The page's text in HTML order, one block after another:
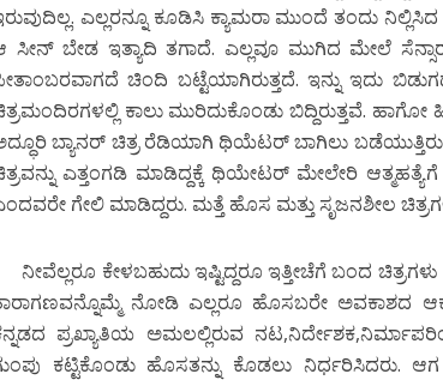
ಎಲ್ಲರನ್ನೂ ಕೂಡಿಸಿ ಕ್ಯಾಮರಾ ಮುಂದೆ ತಂದು
ಸೀನ್ ಬೇಡ ಇತ್ಯಾದಿ ತಗಾದೆ. ಎಲ್ಲವೂ ಮುಗಿದ ಮೇಲೆ
ಚಿಂದಿ ಬಟ್ಟೆಯಾಗಿರುತ್ತದೆ. ಇನ್ನು ಇದು
ಕಾಲು ಮುರಿದುಕೊಂಡು ಬಿದ್ದಿರುತ್ತವೆ.
ಬ್ಯಾನರ್ ಚಿತ್ರ ರೆಡಿಯಾಗಿ ಥಿಯೆಟರ್ ಬಾಗಿಲು
ಎತ್ತಂಗಡಿ ಮಾಡಿದ್ದಕ್ಕೆ ಥಿಯೇಟರ್ ಮೇಲೇರಿ
ಗೇಲಿ ಮಾಡಿದ್ದರು. ಮತ್ತೆ ಹೊಸ ಮತ್ತು ಸೃಜನಶೀಲ
ನೀವೆಲ್ಲರೂ ಕೇಳಬಹುದು ಇಷ್ಟಿದ್ದರೂ ಇತ್ತೀಚೆಗೆ ಬಂದ
ನೋಡಿ ಎಲ್ಲರೂ ಹೊಸಬರೇ ಅವಕಾಶದ
ಪ್ರಖ್ಯಾತಿಯ ಅಮಲಲ್ಲಿರುವ
ಕಟ್ಟಿಕೊಂಡು ಹೊಸತನ್ನು ಕೊಡಲು ನಿರ್ಧರಿಸಿದರು.